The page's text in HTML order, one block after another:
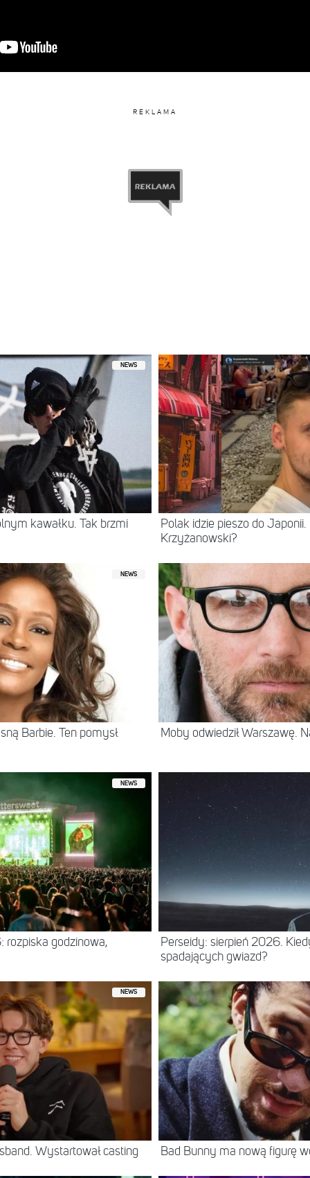
REKLAMA
NEWS
kawałku. Tak brzmi
Polak idzie pieszo do
Krzyżanowski?
NEWS
Barbie. Ten pomysł Moby odwiedził Warszawę.
NEWS
rozpiska godzinowa,
Perseidy: sierpień 2026.
spadających gwiazd?
NEWS
Wystartował casting Bad Bunny ma nową figurę